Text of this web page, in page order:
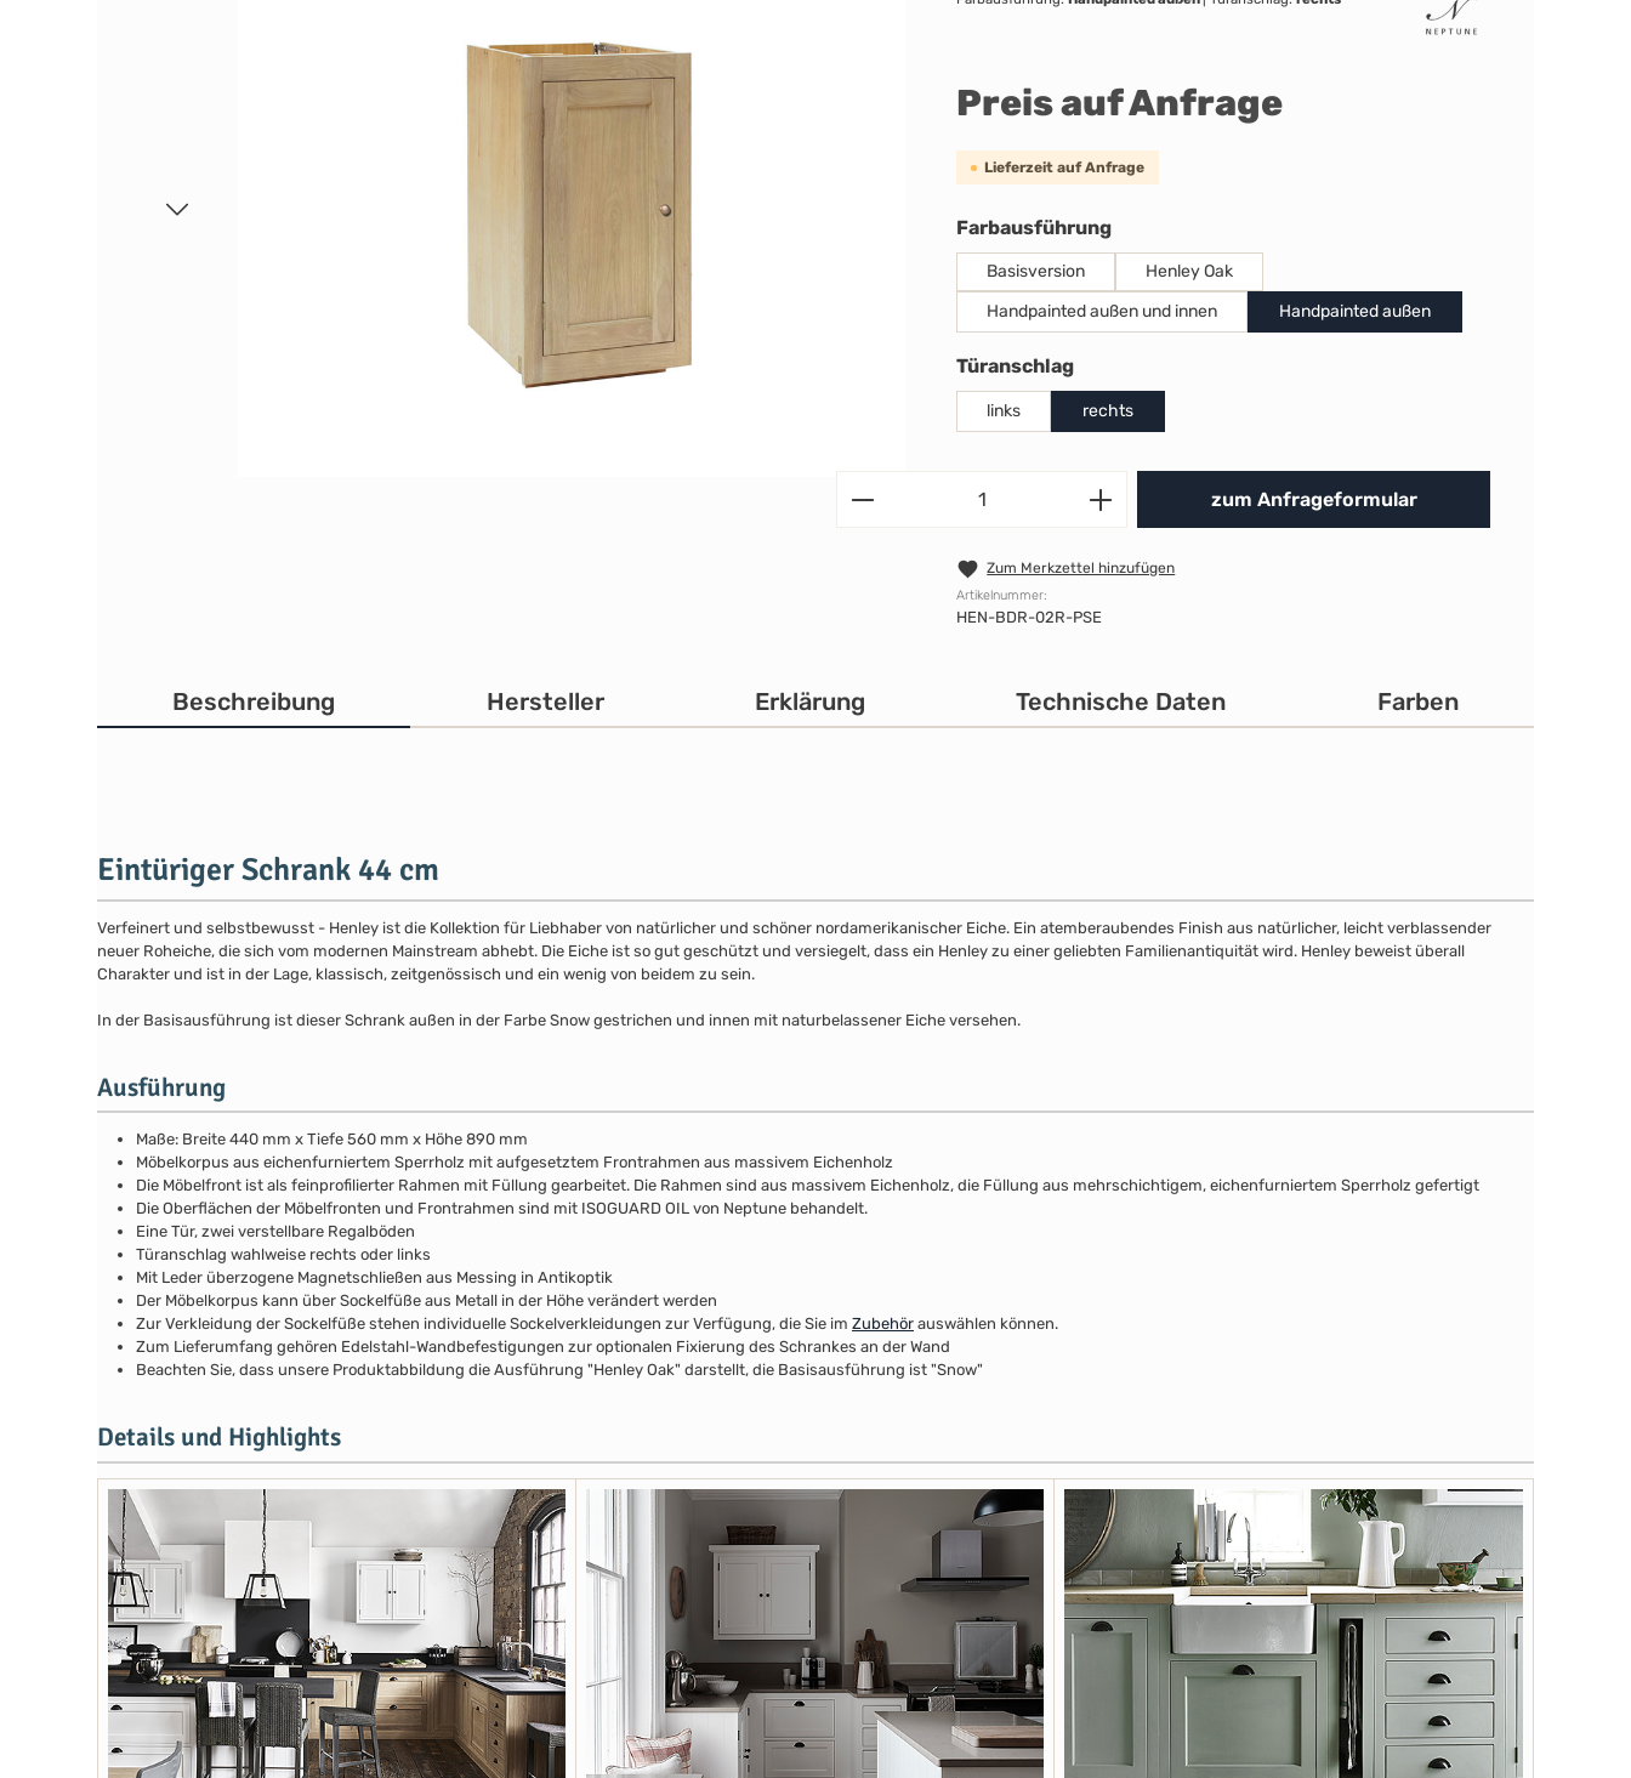
Preis auf Anfrage
Lieferzeit auf Anfrage
Farbausführungauswählen
Basisversion
Henley Oak
Handpainted außen und innen
Handpainted außen
Türanschlagauswählen
links rechts
Produkt Anzahl: Gib den
zum Anfrageformular
Zum Merkzettel hinzufügen
Artikelnummer:
HEN-BDR-02R-PSE
Beschreibung Hersteller Erklärung Technische Daten Farben
Eintüriger Schrank 44 cm
Verfeinert und selbstbewusst - Henley ist die Kollektion für Liebhaber von natürlicher und schöner nordamerikanischer Eiche. Ein atemberaubendes Finish aus natürlicher, leicht verblassender
neuer Roheiche, die sich vom modernen Mainstream abhebt. Die Eiche ist so gut geschützt und versiegelt, dass ein Henley zu einer geliebten Familienantiquität wird. Henley beweist überall
Charakter und ist in der Lage, klassisch, zeitgenössisch und ein wenig von beidem zu sein.
In der Basisausführung ist dieser Schrank außen in der Farbe Snow gestrichen und innen mit naturbelassener Eiche versehen.
Ausführung
Maße: Breite 440 mm x Tiefe 560 mm x Höhe 890 mm
Möbelkorpus aus eichenfurniertem Sperrholz mit aufgesetztem Frontrahmen aus massivem Eichenholz
Die Möbelfront ist als feinprofilierter Rahmen mit Füllung gearbeitet. Die Rahmen sind aus massivem Eichenholz, die Füllung aus mehrschichtigem, eichenfurniertem Sperrholz gefertigt
Die Oberflächen der Möbelfronten und Frontrahmen sind mit ISOGUARD OIL von Neptune behandelt.
Eine Tür, zwei verstellbare Regalböden
Türanschlag wahlweise rechts oder links
Mit Leder überzogene Magnetschließen aus Messing in Antikoptik
Der Möbelkorpus kann über Sockelfüße aus Metall in der Höhe verändert werden
Zur Verkleidung der Sockelfüße stehen individuelle Sockelverkleidungen zur Verfügung, die Sie im Zubehör auswählen können.
Zum Lieferumfang gehören Edelstahl-Wandbefestigungen zur optionalen Fixierung des Schrankes an der Wand
Beachten Sie, dass unsere Produktabbildung die Ausführung "Henley Oak" darstellt, die Basisausführung ist "Snow"
Details und Highlights